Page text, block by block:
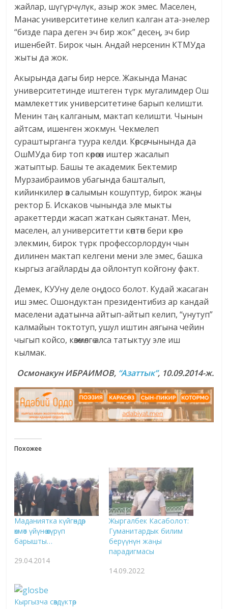
жайлар, шүгүрчүлүк, азыр жок эмес. Маселен,
Манас университетине келип калган ата-энелер
“бизде пара деген эч бир жок” десең, эч бир
ишенбейт. Бирок чын. Андай нерсенин КТМУда
жыты да жок.
Акырында дагы бир нерсе. Жакында Манас
университетинде иштеген түрк мугалимдер Ош
мамлекеттик университетине барып келишти.
Менин таң калганым, мактап келишти. Чынын
айтсам, ишенген жокмун. Чекмелеп
сураштырганга туура келди. Көрсө, чынында да
ОшМУда бир топ көрөсөн иштер жасалып
жатыптыр. Башы те академик Бектемир
Мурзаибраимов убагында башталып,
кийинкилер өз салымын кошуптур, бирок жаңы
ректор Б. Искаков чынында эле мыкты
аракеттерди жасап жаткан сыяктанат. Мен,
маселен, ал университетти көптөн бери көрө
элекмин, бирок түрк профессорлордун чын
дилинен мактап келгени мени эле эмес, башка
кыргыз агайларды да ойлонтуп койгону факт.
Демек, КУУну деле оңдосо болот. Кудай жасаган
иш эмес. Ошондуктан президентибиз ар кандай
маселени адатынча айтып-айтып келип, “унутуп”
калмайын токтотуп, ушул иштин аягына чейин
чыгып койсо, көзөмөлгө алса татыктуу эле иш
кылмак.
Осмонакун ИБРАИМОВ, “Азаттык”, 10.09.2014-ж.
Похожее
Маданиятка күйгөндөр
өкмөт үйүнө өкүрүп
барышты…
29.04.2014
Жыргалбек Касаболот:
Гуманитардык билим
берүүнүн жаңы
парадигмасы
14.09.2022
Кыргызча сөздүктөр